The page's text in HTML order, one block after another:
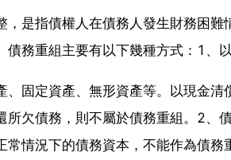
，是指債權人在債務人發生財務困
債務重組主要有以下幾種方式：1、
、固定資產、無形資產等。以現金
所欠債務，則不屬於債務重組。2、
情況下的債務資本，不能作為債務